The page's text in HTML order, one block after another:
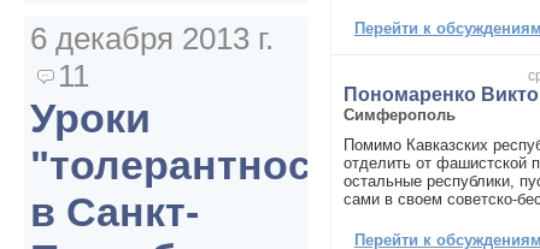
Перейти к
Пономаренко
Симферополь
Помимо Кавказских
отделить от фашистской
остальные республики,
сами в своем советско-
Перейти к
6 декабря 2013 г.
11
Уроки
"толерантности"
в Санкт-